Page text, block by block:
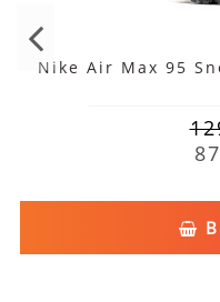
Nike Air Max 95